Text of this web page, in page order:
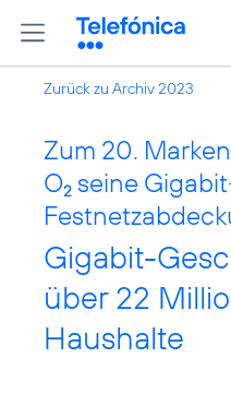
Zurück zu Archiv 2023
Zum 20.
O2 seine
Gigabit-
über 22
Haushalte